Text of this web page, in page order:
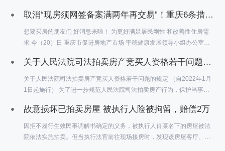
办案人员可通过办案端在线处理被执行人信息查证，涉执财产集约网络
查控等事务，实现移动办案。
取消“现房须网签备案满两年再交易”！重庆6条措施支持刚性和改善性购房需求
想要买房的朋友们 好消息来啦！ 为更好满足居民刚性 和改善性住房需
求 今（20）日 重庆市促进房地产市场 平稳健康发展领导小组办公室发
《通知》主要包括 优化现房再交易管理政策等6条措施 具体如下
关于人民法院司法拍卖房产竞买人资格若干问题的规定
关于人民法院司法拍卖房产竞买人资格若干问题的规定 （自2022年1月
1日起施行） 为了进一步规范人民法院司法拍卖房产行为，保护当事人
华人民共和国民事诉讼法》等法律规定，结合司法实践，制定本规定。
故意损坏已拍卖房屋 被执行人险被拘留，赔偿2万
因拒不履行生效民事调解书确定的义务，被执行人肖某名下的房屋被法
院依法实施拍卖。但当执行法官前往现场接房时，发现该房屋客厅、厨